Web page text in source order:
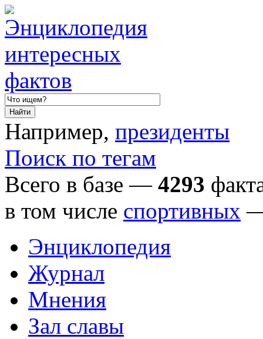
Например, президенты
Поиск по тегам
Всего в базе — 4293
в том числе спортивных
Энциклопедия
Журнал
Мнения
Зал славы